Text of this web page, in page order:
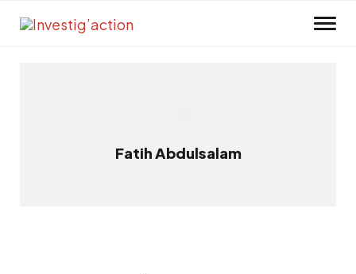
Fatih Abdulsalam